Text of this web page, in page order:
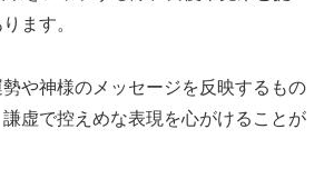
ます。
や神様のメッセージを反映するもの
謙虚で控えめな表現を心がけることが